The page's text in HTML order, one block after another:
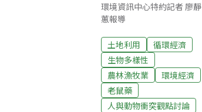
環境資訊中心特約記者 廖靜
蕙報導
土地利用
循環經濟
生物多樣性
農林漁牧業
環境經濟
老鼠藥
人與動物衝突觀點討論